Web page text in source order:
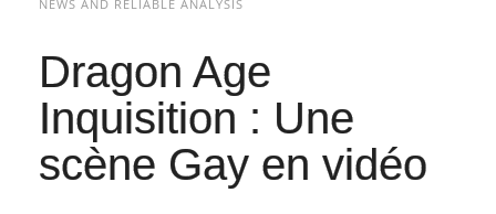
NEWS AND RELIABLE ANALYSIS
Dragon Age
Inquisition : Une
scène Gay en vidéo